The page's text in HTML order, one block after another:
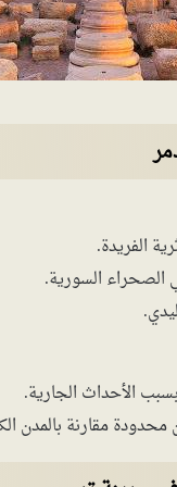
الفريدة.
الصحراء السورية.
الأحداث الجارية.
مقارنة بالمدن